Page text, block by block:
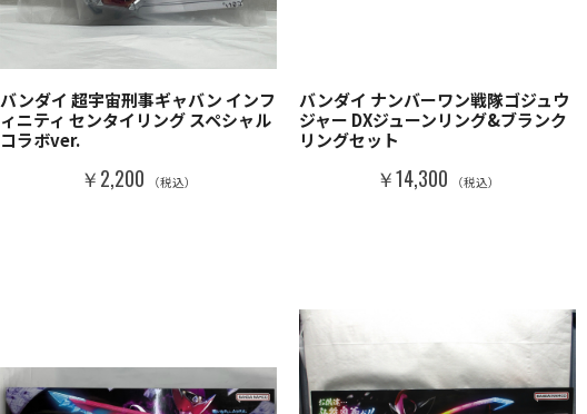
バンダイ 超宇宙刑事ギャバン インフ
ィニティ センタイリング スペシャル
コラボver.
￥2,200 （税込）
バンダイ ナンバーワン戦隊ゴジュウ
ジャー DXジューンリング&ブランク
リングセット
￥14,300 （税込）